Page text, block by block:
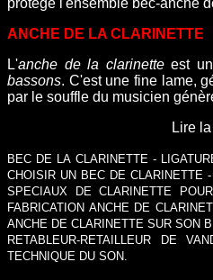
protége l'ensemble bec-anche
ANCHE DE LA CLARINETTE
L'anche de la clarinetteest
bassons. C'est une fine lame,
par le souffle du musicien
Lire
BEC DE LA CLARINETTE-
CHOISIR UN BEC DE CLARINETTE -
SPECIAUX DE CLARINETTE
FABRICATION ANCHE DE
ANCHE DE CLARINETTE SUR SON
RETABLEUR-RETAILLEUR DE
TECHNIQUE DU SON.